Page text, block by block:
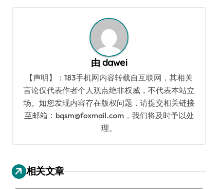
航
由 dawei
【声明】：183手机网内容转载自互联网，其相关
言论仅代表作者个人观点绝非权威，不代表本站立
场。如您发现内容存在版权问题，请提交相关链接
至邮箱：bqsm@foxmail.com，我们将及时予以处
理。
相关文章